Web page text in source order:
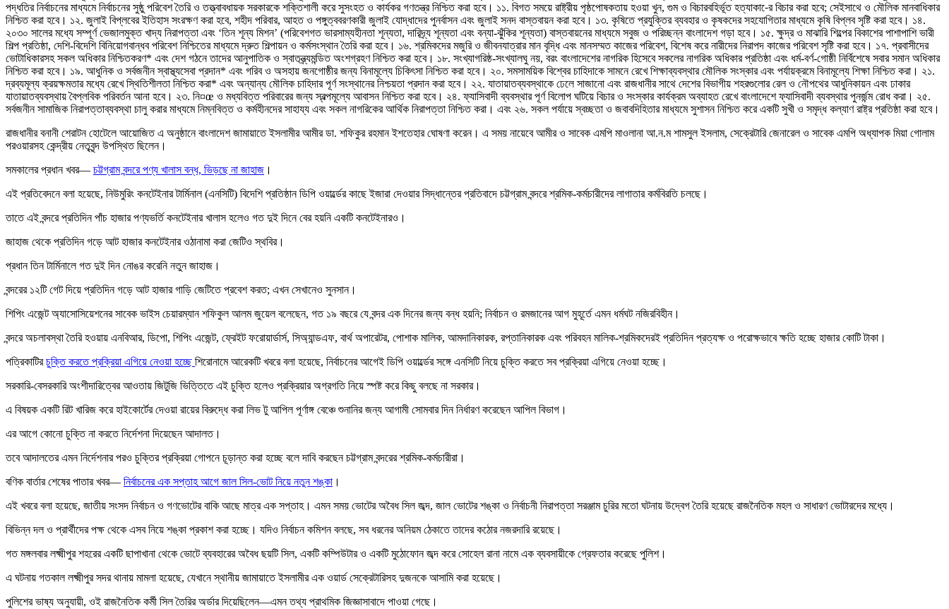
পদ্ধতির নির্বাচনের মাধ্যমে নির্বাচনের সুষ্ঠু পরিবেশ তৈরি ও তত্ত্বাবধায়ক সরকারকে শক্তিশালী করে সুসংহত ও কার্যকর গণতন্ত্র নিশ্চিত করা হবে। ১১. বিগত সময়ে রাষ্ট্রীয় পৃষ্ঠপোষকতায় হওয়া খুন, গুম ও বিচারবহির্ভূত হত্যাকা-ের বিচার করা হবে; সেইসাথে ও মৌলিক মানবাধিকার
নিশ্চিত করা হবে। ১২. জুলাই বিপ্লবের ইতিহাস সংরক্ষণ করা হবে, শহীদ পরিবার, আহত ও পঙ্গুত্ববরণকারী জুলাই যোদ্ধাদের পুনর্বাসন এবং জুলাই সনদ বাস্তবায়ন করা হবে। ১৩. কৃষিতে প্রযুক্তির ব্যবহার ও কৃষকদের সহযোগিতার মাধ্যমে কৃষি বিপ্লব সৃষ্টি করা হবে। ১৪.
২০৩০ সালের মধ্যে সম্পূর্ণ ভেজালমুক্ত খাদ্য নিরাপত্তা এবং ‘তিন শূন্য মিশন’ (পরিবেশগত ভারসাম্যহীনতা শূন্যতা, দারিদ্র্য শূন্যতা এবং বন্যা-ঝুঁকির শূন্যতা) বাস্তবায়নের মাধ্যমে সবুজ ও পরিচ্ছন্ন বাংলাদেশ গড়া হবে। ১৫. ক্ষুদ্র ও মাঝারি শিল্পের বিকাশের পাশাপাশি ভারী
শিল্প প্রতিষ্ঠা, দেশি-বিদেশি বিনিয়োগবান্ধব পরিবেশ নিশ্চিতের মাধ্যমে দ্রুত শিল্পায়ন ও কর্মসংস্থান তৈরি করা হবে। ১৬. শ্রমিকদের মজুরি ও জীবনযাত্রার মান বৃদ্ধি এবং মানসম্মত কাজের পরিবেশ, বিশেষ করে নারীদের নিরাপদ কাজের পরিবেশ সৃষ্টি করা হবে। ১৭. প্রবাসীদের
ভোটাধিকারসহ সকল অধিকার নিশ্চিতকরণ* এবং দেশ গঠনে তাদের আনুপাতিক ও স্বাতন্ত্র্যমন্ডিত অংশগ্রহণ নিশ্চিত করা হবে। ১৮. সংখ্যাগরিষ্ঠ-সংখ্যালঘু নয়, বরং বাংলাদেশের নাগরিক হিসেবে সকলের নাগরিক অধিকার প্রতিষ্ঠা এবং ধর্ম-বর্ণ-গোষ্ঠী নির্বিশেষে সবার সমান অধিকার
নিশ্চিত করা হবে। ১৯. আধুনিক ও সর্বজনীন স্বাস্থ্যসেবা প্রদান* এবং গরিব ও অসহায় জনগোষ্ঠীর জন্য বিনামূল্যে চিকিৎসা নিশ্চিত করা হবে। ২০. সমসাময়িক বিশ্বের চাহিদাকে সামনে রেখে শিক্ষাব্যবস্থার মৌলিক সংস্কার এবং পর্যায়ক্রমে বিনামূল্যে শিক্ষা নিশ্চিত করা। ২১.
দ্রব্যমূল্য ক্রয়ক্ষমতার মধ্যে রেখে স্থিতিশীলতা নিশ্চিত করা* এবং অন্যান্য মৌলিক চাহিদার পূর্ণ সংস্থানের নিশ্চয়তা প্রদান করা হবে। ২২. যাতায়াতব্যবস্থাকে ঢেলে সাজানো এবং রাজধানীর সাথে দেশের বিভাগীয় শহরগুলোর রেল ও নৌপথের আধুনিকায়ন এবং ঢাকার
যাতায়াতব্যবস্থায় বৈপ্লবিক পরিবর্তন আনা হবে। ২৩. নি¤œ ও মধ্যবিত্ত পরিবারের জন্য স্বল্পমূল্যে আবাসন নিশ্চিত করা হবে। ২৪. ফ্যাসিবাদী ব্যবস্থার পূর্ণ বিলোপ ঘটিয়ে বিচার ও সংস্কার কার্যক্রম অব্যাহত রেখে বাংলাদেশে ফ্যাসিবাদী ব্যবস্থার পুনর্জন্ম রোধ করা। ২৫.
সর্বজনীন সামাজিক নিরাপত্তাব্যবস্থা চালু করার মাধ্যমে নিম্নবিত্ত ও কর্মহীনদের সাহায্য এবং সকল নাগরিকের আর্থিক নিরাপত্তা নিশ্চিত করা। এবং ২৬. সকল পর্যায়ে স্বচ্ছতা ও জবাবদিহিতার মাধ্যমে সুশাসন নিশ্চিত করে একটি সুখী ও সমৃদ্ধ কল্যাণ রাষ্ট্র প্রতিষ্ঠা করা হবে।
রাজধানীর বনানী শেরাটন হোটেলে আয়োজিত এ অনুষ্ঠানে বাংলাদেশ জামায়াতে ইসলামীর আমীর ডা. শফিকুর রহমান ইশতেহার ঘোষণা করেন। এ সময় নায়েবে আমীর ও সাবেক এমপি মাওলানা আ.ন.ম শামসুল ইসলাম, সেক্রেটারি জেনারেল ও সাবেক এমপি অধ্যাপক মিয়া গোলাম
পরওয়ারসহ কেন্দ্রীয় নেতৃবৃন্দ উপস্থিত ছিলেন।
সমকালের প্রধান খবর— চট্টগ্রাম বন্দরে পণ্য খালাস বন্ধ, ভিড়ছে না জাহাজ ।
এই প্রতিবেদনে বলা হয়েছে, নিউমুরিং কনটেইনার টার্মিনাল (এনসিটি) বিদেশি প্রতিষ্ঠান ডিপি ওয়ার্ল্ডের কাছে ইজারা দেওয়ার সিদ্ধান্তের প্রতিবাদে চট্টগ্রাম বন্দরে শ্রমিক-কর্মচারীদের লাগাতার কর্মবিরতি চলছে।
তাতে এই বন্দরে প্রতিদিন পাঁচ হাজার পণ্যভর্তি কনটেইনার খালাস হলেও গত দুই দিনে বের হয়নি একটি কনটেইনারও।
জাহাজ থেকে প্রতিদিন গড়ে আট হাজার কনটেইনার ওঠানামা করা জেটিও স্থবির।
প্রধান তিন টার্মিনালে গত দুই দিন নোঙর করেনি নতুন জাহাজ।
বন্দরের ১২টি গেট দিয়ে প্রতিদিন গড়ে আট হাজার গাড়ি জেটিতে প্রবেশ করত; এখন সেখানেও সুনসান।
শিপিং এজেন্ট অ্যাসোসিয়েশনের সাবেক ভাইস চেয়ারম্যান শফিকুল আলম জুয়েল বলেছেন, গত ১৯ বছরে যে বন্দর এক দিনের জন্য বন্ধ হয়নি; নির্বাচন ও রমজানের আগ মুহূর্তে এমন ধর্মঘট নজিরবিহীন।
বন্দরে অচলাবস্থা তৈরি হওয়ায় এনবিআর, ডিপো, শিপিং এজেন্ট, ফ্রেইট ফরোয়ার্ডার্স, সিঅ্যান্ডএফ, বার্থ অপারেটর, পোশাক মালিক, আমদানিকারক, রপ্তানিকারক এবং পরিবহন মালিক-শ্রমিকদেরই প্রতিদিন প্রত্যক্ষ ও পরোক্ষভাবে ক্ষতি হচ্ছে হাজার কোটি টাকা।
পত্রিকাটিরচুক্তি করতে প্রক্রিয়া এগিয়ে নেওয়া হচ্ছে শিরোনামে আরেকটি খবরে বলা হয়েছে, নির্বাচনের আগেই ডিপি ওয়ার্ল্ডের সঙ্গে এনসিটি নিয়ে চুক্তি করতে সব প্রক্রিয়া এগিয়ে নেওয়া হচ্ছে।
সরকারি-বেসরকারি অংশীদারিত্বের আওতায় জিটুজি ভিত্তিতে এই চুক্তি হলেও প্রক্রিয়ার অগ্রগতি নিয়ে স্পষ্ট করে কিছু বলছে না সরকার।
এ বিষয়ক একটি রিট খারিজ করে হাইকোর্টের দেওয়া রায়ের বিরুদ্ধে করা লিভ টু আপিল পূর্ণাঙ্গ বেঞ্চে শুনানির জন্য আগামী সোমবার দিন নির্ধারণ করেছেন আপিল বিভাগ।
এর আগে কোনো চুক্তি না করতে নির্দেশনা দিয়েছেন আদালত।
তবে আদালতের এমন নির্দেশনার পরও চুক্তির প্রক্রিয়া গোপনে চূড়ান্ত করা হচ্ছে বলে দাবি করছেন চট্টগ্রাম বন্দরের শ্রমিক-কর্মচারীরা।
বণিক বার্তার শেষের পাতার খবর— নির্বাচনের এক সপ্তাহ আগে জাল সিল-ভোট নিয়ে নতুন শঙ্কা ।
এই খবরে বলা হয়েছে, জাতীয় সংসদ নির্বাচন ও গণভোটের বাকি আছে মাত্র এক সপ্তাহ। এমন সময় ভোটের অবৈধ সিল জব্দ, জাল ভোটের শঙ্কা ও নির্বাচনী নিরাপত্তা সরঞ্জাম চুরির মতো ঘটনায় উদ্বেগ তৈরি হয়েছে রাজনৈতিক মহল ও সাধারণ ভোটারদের মধ্যে।
বিভিন্ন দল ও প্রার্থীদের পক্ষ থেকে এসব নিয়ে শঙ্কা প্রকাশ করা হচ্ছে। যদিও নির্বাচন কমিশন বলছে, সব ধরনের অনিয়ম ঠেকাতে তাদের কঠোর নজরদারি রয়েছে।
গত মঙ্গলবার লক্ষ্মীপুর শহরের একটি ছাপাখানা থেকে ভোটে ব্যবহারের অবৈধ ছয়টি সিল, একটি কম্পিউটার ও একটি মুঠোফোন জব্দ করে সোহেল রানা নামে এক ব্যবসায়ীকে গ্রেফতার করেছে পুলিশ।
এ ঘটনায় গতকাল লক্ষ্মীপুর সদর থানায় মামলা হয়েছে, যেখানে স্থানীয় জামায়াতে ইসলামীর এক ওয়ার্ড সেক্রেটারিসহ দুজনকে আসামি করা হয়েছে।
পুলিশের ভাষ্য অনুযায়ী, ওই রাজনৈতিক কর্মী সিল তৈরির অর্ডার দিয়েছিলেন—এমন তথ্য প্রাথমিক জিজ্ঞাসাবাদে পাওয়া গেছে।